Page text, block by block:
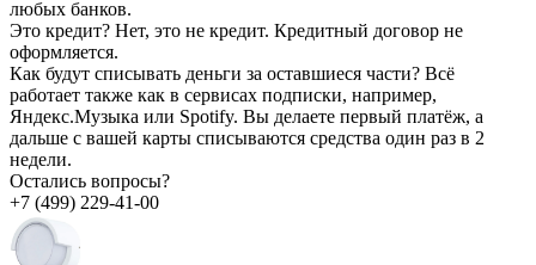
любых банков.
Это кредит? Нет, это не кредит. Кредитный договор не
оформляется.
Как будут списывать деньги за оставшиеся части? Всё
работает также как в сервисах подписки, например,
Яндекс.Музыка или Spotify. Вы делаете первый платёж, а
дальше с вашей карты списываются средства один раз в 2
недели.
Остались вопросы?
+7 (499) 229-41-00